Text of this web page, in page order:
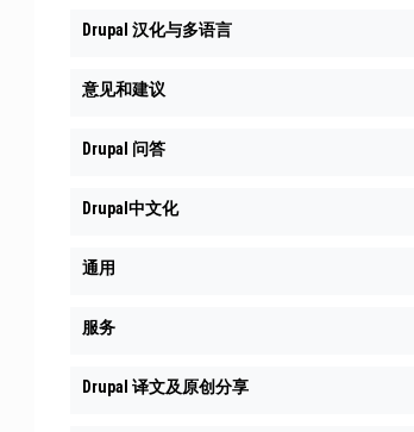
Drupal 汉化与多语言
意见和建议
Drupal 问答
Drupal中文化
通用
服务
Drupal 译文及原创分享